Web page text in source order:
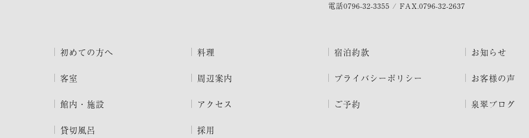
電話0796-32-3355 / FAX.0796-32-2637
初めての方へ
客室
館内・施設
貸切風呂
料理
周辺案内
アクセス
採用
宿泊約款
プライバシーポリシー
ご予約
お知らせ
お客様の声
泉翠ブログ